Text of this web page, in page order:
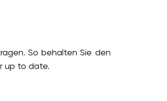
So behalten Sie den
up to date.